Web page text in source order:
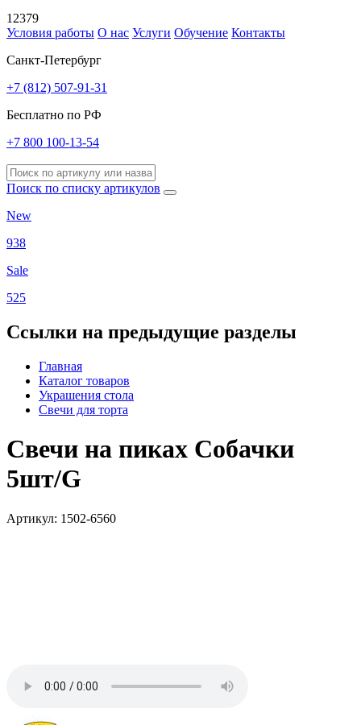
12379
Условия работы О нас Услуги Обучение Контакты
Санкт-Петербург
+7 (812) 507-91-31
Бесплатно по РФ
+7 800 100-13-54
Поиск по списку артикулов
New
938
Sale
525
Ссылки на предыдущие разделы
Главная
Каталог товаров
Украшения стола
Свечи для торта
Свечи на пиках Собачки
5шт/G
Артикул: 1502-6560